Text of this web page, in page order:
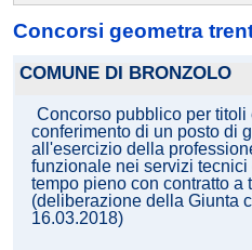
Concorsi geometra
COMUNE DI BRONZOLO
Concorso pubblico per titoli
conferimento di un posto di
all'esercizio della
funzionale nei servizi
tempo pieno con contratto a
(deliberazione della Giunta
16.03.2018)